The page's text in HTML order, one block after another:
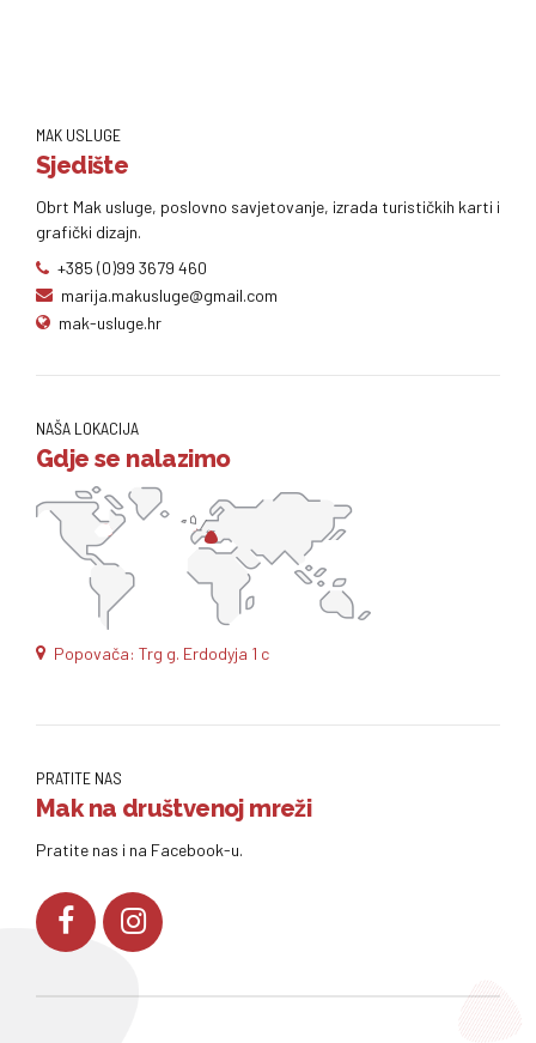
MAK USLUGE
Sjedište
Obrt Mak usluge, poslovno savjetovanje, izrada turističkih karti i
grafički dizajn.
+385 (0)99 3679 460
marija.makusluge@gmail.com
mak-usluge.hr
NAŠA LOKACIJA
Gdje se nalazimo
Popovača: Trg g. Erdodyja 1 c
PRATITE NAS
Mak na društvenoj mreži
Pratite nas i na Facebook-u.